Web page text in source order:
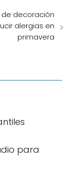
decoración
alergias en
primavera
para